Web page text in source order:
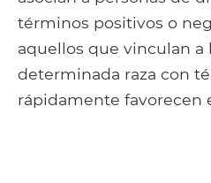
términos positivos o
aquellos que vinculan a
determinada raza con
rápidamente favorecen